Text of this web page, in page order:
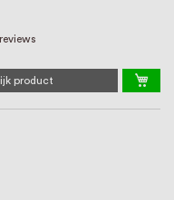
reviews
product